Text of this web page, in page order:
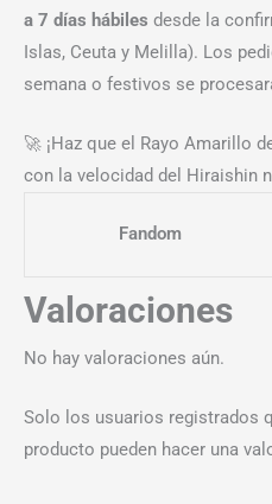
a 7 días hábiles desde la
Islas, Ceuta y Melilla). Los
semana o festivos se
🚀 ¡Haz que el Rayo Amarillo
con la velocidad del Hiraishin
Fandom
Valoraciones
No hay valoraciones aún.
Solo los usuarios registrados
producto pueden hacer una